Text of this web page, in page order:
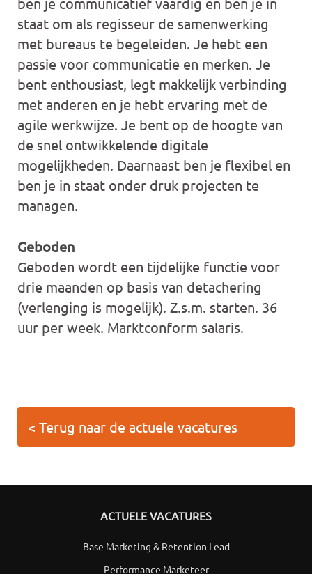
staat om als regisseur de samenwerking
met bureaus te begeleiden. Je hebt een
passie voor communicatie en merken. Je
bent enthousiast, legt makkelijk verbinding
met anderen en je hebt ervaring met de
agile werkwijze. Je bent op de hoogte van
de snel ontwikkelende digitale
mogelijkheden. Daarnaast ben je flexibel en
ben je in staat onder druk projecten te
managen.
Geboden
Geboden wordt een tijdelijke functie voor
drie maanden op basis van detachering
(verlenging is mogelijk). Z.s.m. starten. 36
uur per week. Marktconform salaris.
< Terug naar de actuele vacatures
ACTUELE VACATURES
Base Marketing & Retention Lead
Performance Marketeer